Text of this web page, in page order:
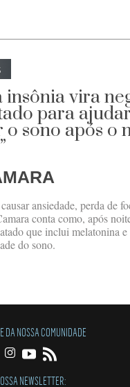
insônia vira
para
sono após o
ansiedade, perda de
conta como, após
que inclui melatonina e
do sono.
DA NOSSA COMUNIDADE
NEWSLETTER: